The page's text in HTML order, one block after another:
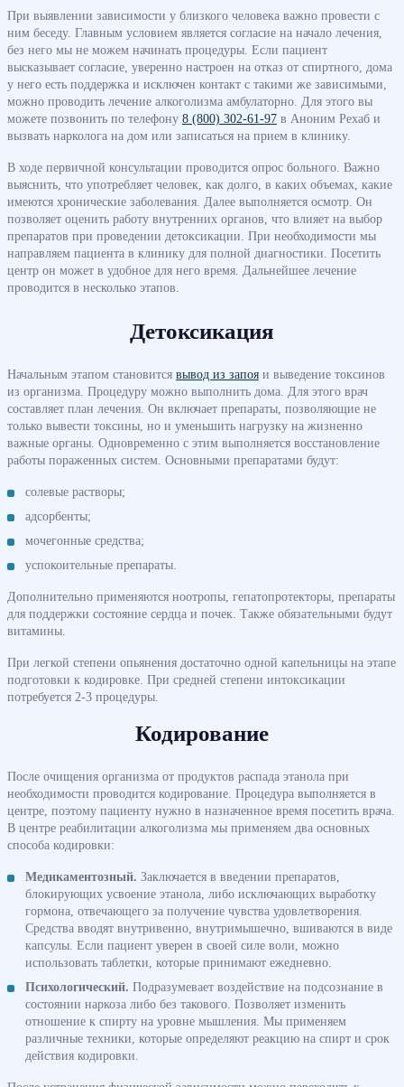
При выявлении зависимости у близкого человека важно провести с
ним беседу. Главным условием является согласие на начало лечения,
без него мы не можем начинать процедуры. Если пациент
высказывает согласие, уверенно настроен на отказ от спиртного, дома
у него есть поддержка и исключен контакт с такими же зависимыми,
можно проводить лечение алкоголизма амбулаторно. Для этого вы
можете позвонить по телефону 8 (800) 302-61-97 в Аноним Рехаб и
вызвать нарколога на дом или записаться на прием в клинику.
В ходе первичной консультации проводится опрос больного. Важно
выяснить, что употребляет человек, как долго, в каких объемах, какие
имеются хронические заболевания. Далее выполняется осмотр. Он
позволяет оценить работу внутренних органов, что влияет на выбор
препаратов при проведении детоксикации. При необходимости мы
направляем пациента в клинику для полной диагностики. Посетить
центр он может в удобное для него время. Дальнейшее лечение
проводится в несколько этапов.
Детоксикация
Начальным этапом становится вывод из запоя и выведение токсинов
из организма. Процедуру можно выполнить дома. Для этого врач
составляет план лечения. Он включает препараты, позволяющие не
только вывести токсины, но и уменьшить нагрузку на жизненно
важные органы. Одновременно с этим выполняется восстановление
работы пораженных систем. Основными препаратами будут:
солевые растворы;
адсорбенты;
мочегонные средства;
успокоительные препараты.
Дополнительно применяются ноотропы, гепатопротекторы, препараты
для поддержки состояние сердца и почек. Также обязательными будут
витамины.
При легкой степени опьянения достаточно одной капельницы на этапе
подготовки к кодировке. При средней степени интоксикации
потребуется 2-3 процедуры.
Кодирование
После очищения организма от продуктов распада этанола при
необходимости проводится кодирование. Процедура выполняется в
центре, поэтому пациенту нужно в назначенное время посетить врача.
В центре реабилитации алкоголизма мы применяем два основных
способа кодировки:
Медикаментозный. Заключается в введении препаратов,
блокирующих усвоение этанола, либо исключающих выработку
гормона, отвечающего за получение чувства удовлетворения.
Средства вводят внутривенно, внутримышечно, вшиваются в виде
капсулы. Если пациент уверен в своей силе воли, можно
использовать таблетки, которые принимают ежедневно.
Психологический. Подразумевает воздействие на подсознание в
состоянии наркоза либо без такового. Позволяет изменить
отношение к спирту на уровне мышления. Мы применяем
различные техники, которые определяют реакцию на спирт и срок
действия кодировки.